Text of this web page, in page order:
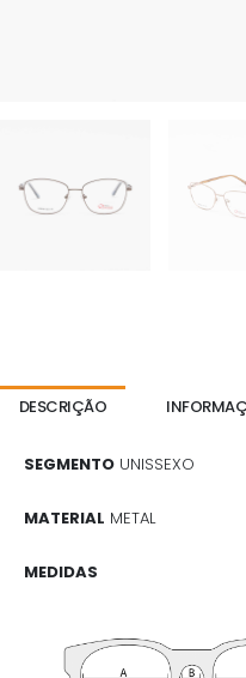
DESCRIÇÃO
SEGMENTO UNISSEXO
MATERIAL METAL
MEDIDAS